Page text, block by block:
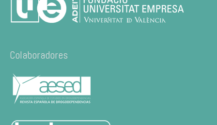
Colaboradores